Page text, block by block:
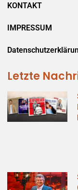
KONTAKT
IMPRESSUM
Letzte